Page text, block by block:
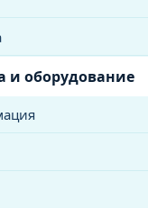
и оборудование